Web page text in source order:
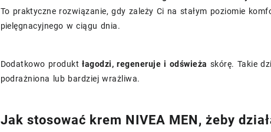
To praktyczne rozwiązanie, gdy zależy Ci na stałym poziomie
pielęgnacyjnego w ciągu dnia.
Dodatkowo produktłagodzi, regeneruje i odświeża skórę. Takie
podrażniona lub bardziej wrażliwa.
Jak stosować krem NIVEA MEN, żeby